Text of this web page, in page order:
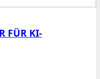
FÜR KI-